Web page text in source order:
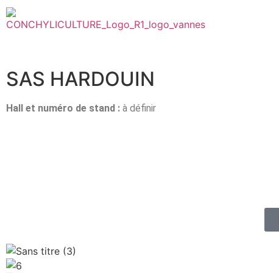
SAS HARDOUIN
Hall et numéro de stand : à définir